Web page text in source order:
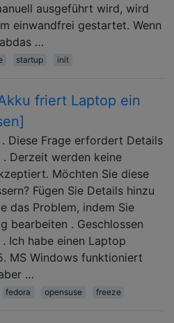
ausgeführt wird, wird
einwandfrei gestartet. Wenn
…
startup init
friert Laptop ein
. Diese Frage erfordert Details
Derzeit werden keine
Möchten Sie diese
Fügen Sie Details hinzu
das Problem, indem Sie
bearbeiten . Geschlossen
Ich habe einen Laptop
MS Windows funktioniert
…
fedora opensuse freeze